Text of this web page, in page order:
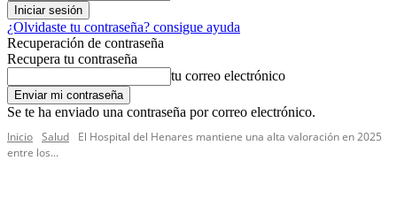
¿Olvidaste tu contraseña? consigue ayuda
Recuperación de contraseña
Recupera tu contraseña
tu correo electrónico
Se te ha enviado una contraseña por correo electrónico.
Inicio Salud
El Hospital del Henares mantiene una alta valoración en 2025
entre los...